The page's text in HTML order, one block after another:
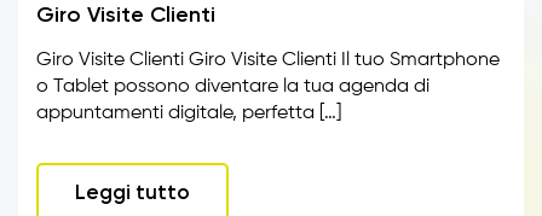
Giro Visite Clienti
Giro Visite Clienti Giro Visite Clienti Il tuo Smartphone
o Tablet possono diventare la tua agenda di
appuntamenti digitale, perfetta […]
Leggi tutto